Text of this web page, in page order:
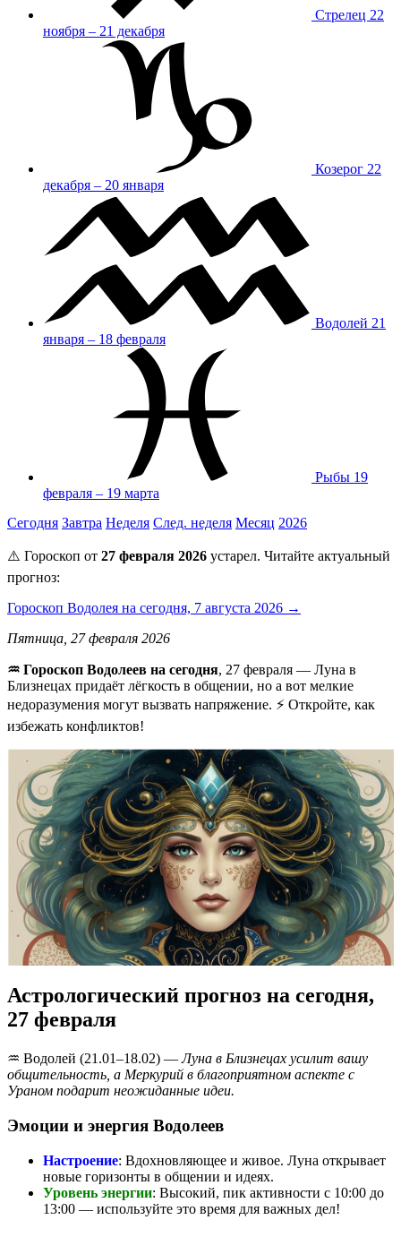
Стрелец 22
ноября – 21 декабря
Козерог 22
декабря – 20 января
Водолей 21
января – 18 февраля
Рыбы 19
февраля – 19 марта
Сегодня Завтра Неделя След. неделя Месяц 2026
⚠️ Гороскоп от 27 февраля 2026 устарел. Читайте актуальный
прогноз:
Гороскоп Водолея на сегодня, 7 августа 2026 →
Пятница, 27 февраля 2026
♒ Гороскоп Водолеев на сегодня, 27 февраля — Луна в
Близнецах придаёт лёгкость в общении, но а вот мелкие
недоразумения могут вызвать напряжение. ⚡ Откройте, как
избежать конфликтов!
Астрологический прогноз на сегодня,
27 февраля
♒️ Водолей (21.01–18.02) —Луна в Близнецах усилит вашу
общительность, а Меркурий в благоприятном аспекте с
Ураном подарит неожиданные идеи.
Эмоции и энергия Водолеев
Настроение: Вдохновляющее и живое. Луна открывает
новые горизонты в общении и идеях.
Уровень энергии: Высокий, пик активности с 10:00 до
13:00 — используйте это время для важных дел!